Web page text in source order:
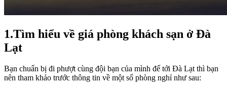
1.Tìm hiểu về giá phòng khách sạn ở Đà
Lạt
Bạn chuẩn bị đi phượt cùng đội bạn của mình đế tới Đà Lạt thì bạn
nên tham khảo trước thông tin về một số phòng nghỉ như sau: